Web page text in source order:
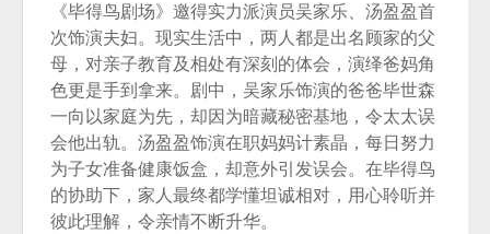
《毕得鸟剧场》邀得实力派演员吴家乐、汤盈盈首
次饰演夫妇。现实生活中，两人都是出名顾家的父
母，对亲子教育及相处有深刻的体会，演绎爸妈角
色更是手到拿来。剧中，吴家乐饰演的爸爸毕世森
一向以家庭为先，却因为暗藏秘密基地，令太太误
会他出轨。汤盈盈饰演在职妈妈计素晶，每日努力
为子女准备健康饭盒，却意外引发误会。在毕得鸟
的协助下，家人最终都学懂坦诚相对，用心聆听并
彼此理解，令亲情不断升华。